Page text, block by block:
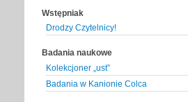
Wstępniak
Drodzy Czytelnicy!
Badania naukowe
Kolekcjoner „ust”
Badania w Kanionie Colca